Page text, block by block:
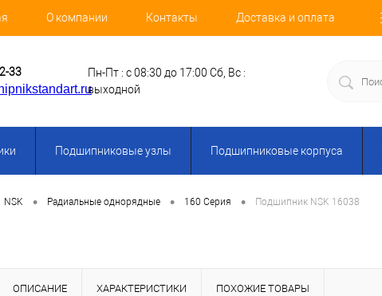
О компании Контакты Доставка и оплата
33 Пн-Пт : с 08:30 до 17:00 Сб, Вс :
выходной
Подшипниковые узлы Подшипниковые корпуса
NSK • Радиальные однорядные • 160 Серия • Подшипник NSK 16038
ОПИСАНИЕ ХАРАКТЕРИСТИКИ ПОХОЖИЕ ТОВАРЫ